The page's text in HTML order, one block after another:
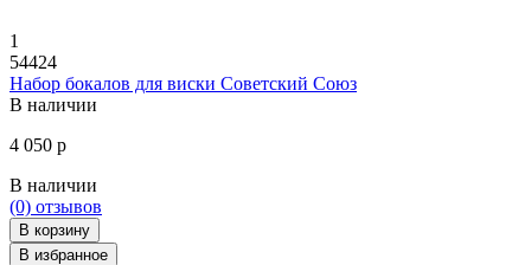
1
54424
Набор бокалов для виски Советский Союз
В наличии
4 050 р
В наличии
(0) отзывов
В корзину
В избранное